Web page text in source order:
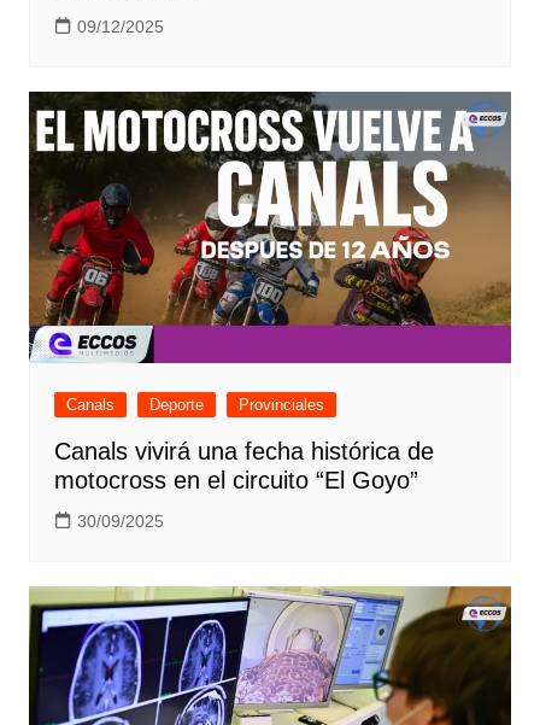
09/12/2025
Canals Deporte Provinciales
Canals vivirá una fecha histórica de
motocross en el circuito “El Goyo”
30/09/2025